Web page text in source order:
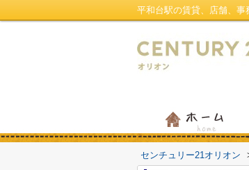
センチュリー21オリオン